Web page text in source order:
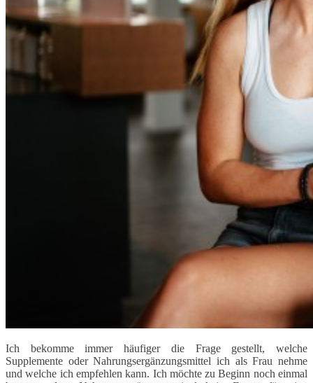
Ich bekomme immer häufiger die Frage gestellt, welche
Supplemente oder Nahrungsergänzungsmittel ich als Frau nehme
und welche ich empfehlen kann. Ich möchte zu Beginn noch einmal